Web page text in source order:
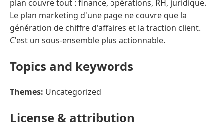
plan couvre tout : finance, opérations, RH, juridique.
Le plan marketing d'une page ne couvre que la
génération de chiffre d'affaires et la traction client.
C'est un sous-ensemble plus actionnable.
Topics and keywords
Themes: Uncategorized
License & attribution